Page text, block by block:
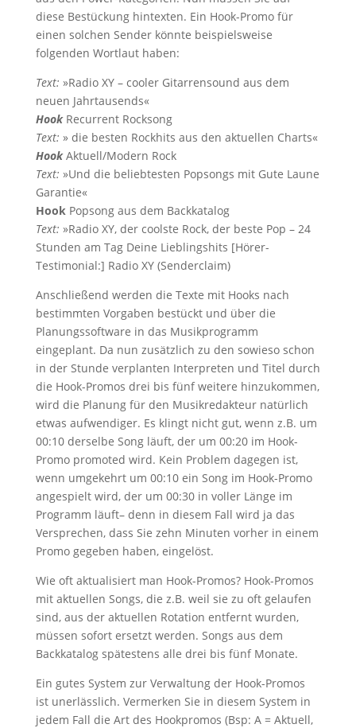
diese Bestückung hintexten. Ein Hook-Promo für
einen solchen Sender könnte beispielsweise
folgenden Wortlaut haben:
Text: »Radio XY – cooler Gitarrensound aus dem
neuen Jahrtausends«
HookRecurrent Rocksong
Text: » die besten Rockhits aus den aktuellen Charts«
HookAktuell/Modern Rock
Text: »Und die beliebtesten Popsongs mit Gute Laune
Garantie«
Hook Popsong aus dem Backkatalog
Text: »Radio XY, der coolste Rock, der beste Pop – 24
Stunden am Tag Deine Lieblingshits [Hörer-
Testimonial:] Radio XY (Senderclaim)
Anschließend werden die Texte mit Hooks nach
bestimmten Vorgaben bestückt und über die
Planungssoftware in das Musikprogramm
eingeplant. Da nun zusätzlich zu den sowieso schon
in der Stunde verplanten Interpreten und Titel durch
die Hook-Promos drei bis fünf weitere hinzukommen,
wird die Planung für den Musikredakteur natürlich
etwas aufwendiger. Es klingt nicht gut, wenn z.B. um
00:10 derselbe Song läuft, der um 00:20 im Hook-
Promo promoted wird. Kein Problem dagegen ist,
wenn umgekehrt um 00:10 ein Song im Hook-Promo
angespielt wird, der um 00:30 in voller Länge im
Programm läuft– denn in diesem Fall wird ja das
Versprechen, dass Sie zehn Minuten vorher in einem
Promo gegeben haben, eingelöst.
Wie oft aktualisiert man Hook-Promos? Hook-Promos
mit aktuellen Songs, die z.B. weil sie zu oft gelaufen
sind, aus der aktuellen Rotation entfernt wurden,
müssen sofort ersetzt werden. Songs aus dem
Backkatalog spätestens alle drei bis fünf Monate.
Ein gutes System zur Verwaltung der Hook-Promos
ist unerlässlich. Vermerken Sie in diesem System in
jedem Fall die Art des Hookpromos (Bsp: A = Aktuell,